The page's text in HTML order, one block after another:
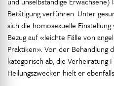
Betätigung verführen. Unter
sich die homosexuelle
Bezug auf «leichte Fälle von
Praktiken». Von der Behandlung
kategorisch ab, die Verheiratung
Heilungszwecken hielt er